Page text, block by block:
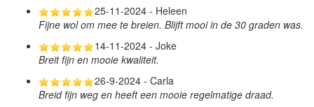
25-11-2024 - Heleen
Fijne wol om mee te breien. Blijft mooi in de 30 graden was.
14-11-2024 - Joke
Breit fijn en mooie kwaliteit.
26-9-2024 - Carla
Breid fijn weg en heeft een mooie regelmatige draad.